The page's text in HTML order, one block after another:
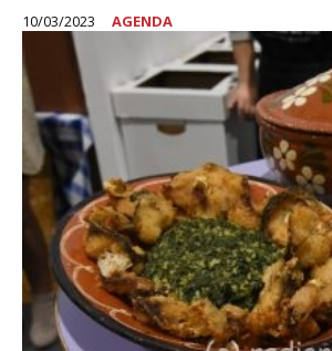
10/03/2023 AGENDA